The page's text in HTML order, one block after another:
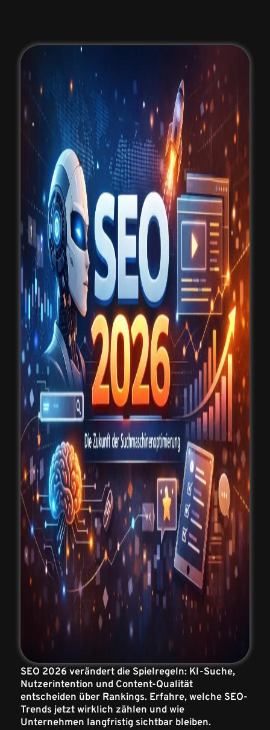
SEO 2026 verändert die Spielregeln: KI-Suche,
Nutzerintention und Content-Qualität
entscheiden über Rankings. Erfahre, welche SEO-
Trends jetzt wirklich zählen und wie
Unternehmen langfristig sichtbar bleiben.